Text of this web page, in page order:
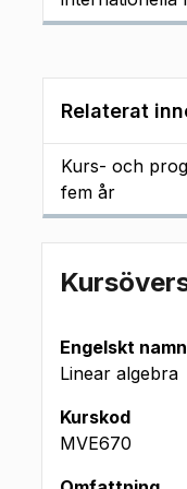
Relaterat
Kurs- och
fem år
Engelskt namn
Linear algebra
Kurskod
MVE670